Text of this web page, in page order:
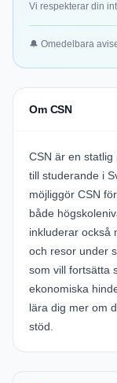
Vi respekterar din
🔔 Omedelbara
Om CSN
CSN är en
till studerande i
möjliggör CSN
både
inkluderar också
och resor under
som vill fortsätta
ekonomiska
lära dig mer om
stöd.